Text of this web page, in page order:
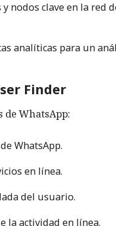
nodos clave en la red
analíticas para un
Finder
WhatsApp:
WhatsApp.
en línea.
del usuario.
la actividad en línea.